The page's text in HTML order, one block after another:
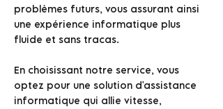
problèmes futurs, vous assurant ainsi
une expérience informatique plus
fluide et sans tracas.
En choisissant notre service, vous
optez pour une solution d'assistance
informatique qui allie vitesse,